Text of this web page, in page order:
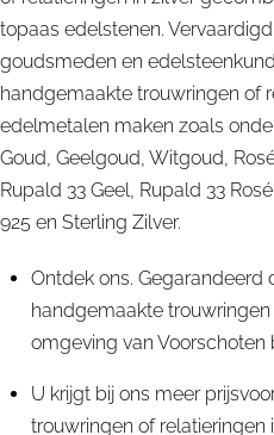
topaas edelstenen.
goudsmeden en
handgemaakte trouwringen of
edelmetalen maken zoals
Goud, Geelgoud, Witgoud,
Rupald 33 Geel, Rupald 33
925 en Sterling Zilver.
Ontdek ons. Gegarandeerd
handgemaakte
omgeving van Voorschoten
U krijgt bij ons meer
trouwringen of relatieringen